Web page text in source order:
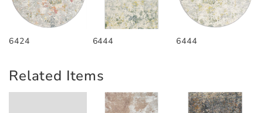
6424 6444 6444
Related Items